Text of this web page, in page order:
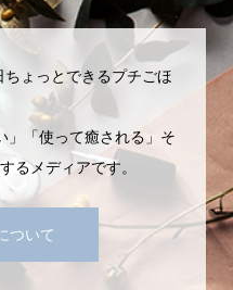
ょっとできるプチごほ
」「使って癒される」そ
るメディアです。
ついて